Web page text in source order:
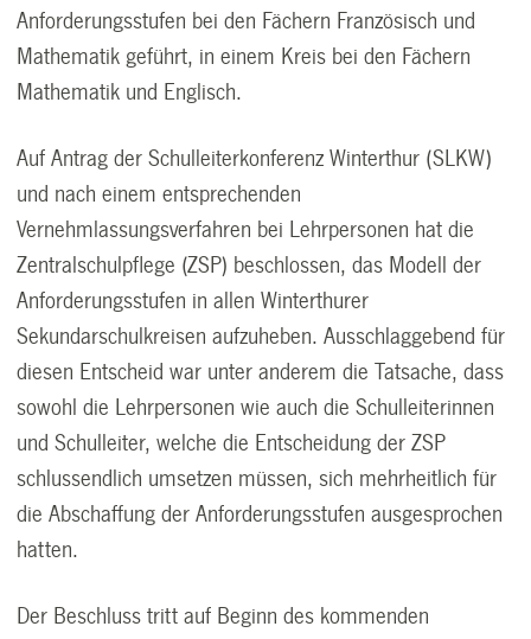
Anforderungsstufen bei den Fächern Französisch und
Mathematik geführt, in einem Kreis bei den Fächern
Mathematik und Englisch.
Auf Antrag der Schulleiterkonferenz Winterthur (SLKW)
und nach einem entsprechenden
Vernehmlassungsverfahren bei Lehrpersonen hat die
Zentralschulpflege (ZSP) beschlossen, das Modell der
Anforderungsstufen in allen Winterthurer
Sekundarschulkreisen aufzuheben. Ausschlaggebend für
diesen Entscheid war unter anderem die Tatsache, dass
sowohl die Lehrpersonen wie auch die Schulleiterinnen
und Schulleiter, welche die Entscheidung der ZSP
schlussendlich umsetzen müssen, sich mehrheitlich für
die Abschaffung der Anforderungsstufen ausgesprochen
hatten.
Der Beschluss tritt auf Beginn des kommenden